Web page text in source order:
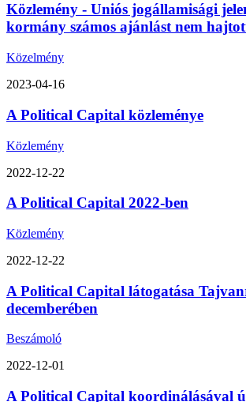
Közlemény - Uniós jogállamisági
kormány számos ajánlást nem
Közelmény
2023-04-16
A Political Capital közleménye
Közlemény
2022-12-22
A Political Capital 2022-ben
Közlemény
2022-12-22
A Political Capital látogatása
decemberében
Beszámoló
2022-12-01
A Political Capital koordinálásával